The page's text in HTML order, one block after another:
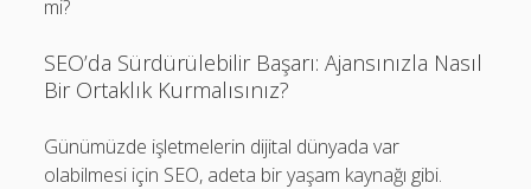
mi?
SEO’da Sürdürülebilir Başarı: Ajansınızla Nasıl
Bir Ortaklık Kurmalısınız?
Günümüzde işletmelerin dijital dünyada var
olabilmesi için SEO, adeta bir yaşam kaynağı gibi.